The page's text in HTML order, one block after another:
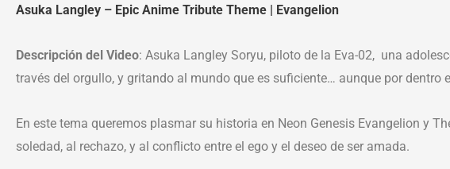
Asuka Langley – Epic Anime Tribute Theme | Evangelion
Descripción del Video: Asuka Langley Soryu, piloto de la Eva-02, una
través del orgullo, y gritando al mundo que es suficiente… aunque por dentro
En este tema queremos plasmar su historia en Neon Genesis Evangelion y
soledad, al rechazo, y al conflicto entre el ego y el deseo de ser amada.